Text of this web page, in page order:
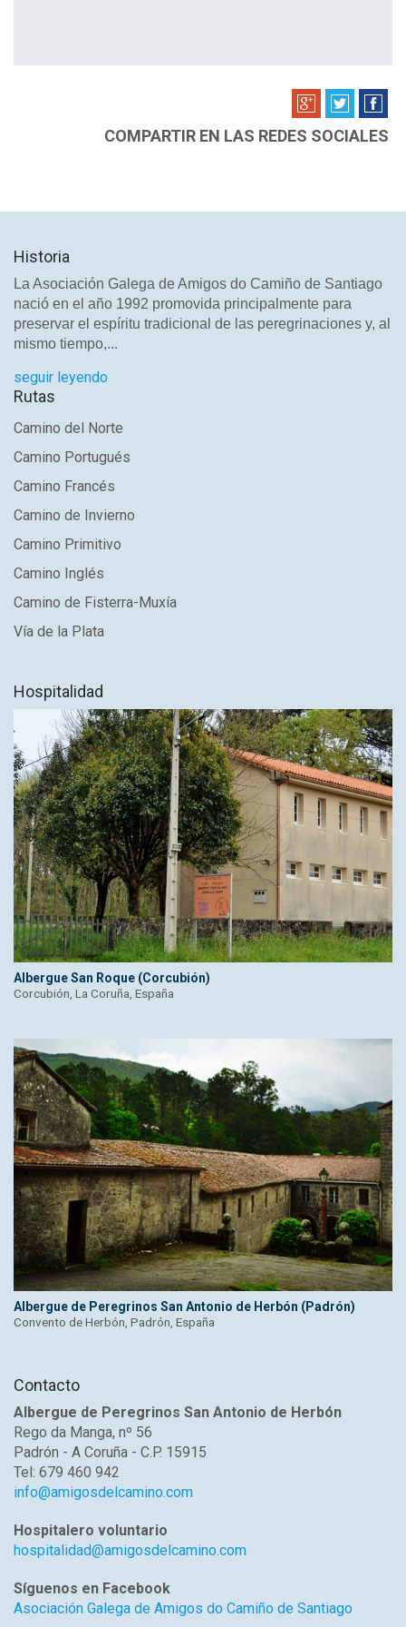
COMPARTIR EN LAS REDES SOCIALES
Historia
La Asociación Galega de Amigos do Camiño de Santiago
nació en el año 1992 promovida principalmente para
preservar el espíritu tradicional de las peregrinaciones y, al
mismo tiempo,...
seguir leyendo
Rutas
Camino del Norte
Camino Portugués
Camino Francés
Camino de Invierno
Camino Primitivo
Camino Inglés
Camino de Fisterra-Muxía
Vía de la Plata
Hospitalidad
Albergue San Roque (Corcubión)
Corcubión, La Coruña, España
Albergue de Peregrinos San Antonio de Herbón (Padrón)
Convento de Herbón, Padrón, España
Contacto
Albergue de Peregrinos San Antonio de Herbón
Rego da Manga, nº 56
Padrón - A Coruña - C.P. 15915
Tel: 679 460 942
info@amigosdelcamino.com
Hospitalero voluntario
hospitalidad@amigosdelcamino.com
Síguenos en Facebook
Asociación Galega de Amigos do Camiño de Santiago